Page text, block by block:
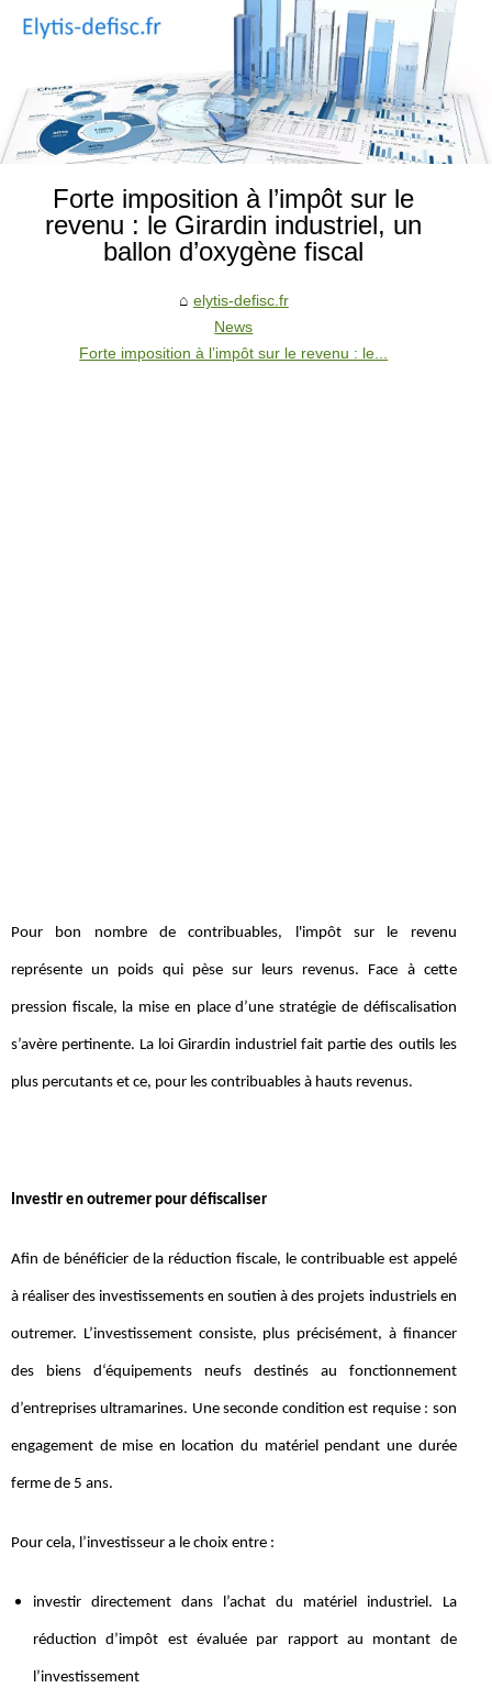
Forte imposition à l’impôt sur le
revenu : le Girardin industriel, un
ballon d’oxygène fiscal
elytis-defisc.fr
News
Forte imposition à l’impôt sur le revenu : le...
Pour bon nombre de contribuables, l'impôt sur le revenu
représente un poids qui pèse sur leurs revenus. Face à cette
pression fiscale, la mise en place d’une stratégie de défiscalisation
s’avère pertinente. La loi Girardin industriel fait partie des outils les
plus percutants et ce, pour les contribuables à hauts revenus.
Investir en outremer pour défiscaliser
Afin de bénéficier de la réduction fiscale, le contribuable est appelé
à réaliser des investissements en soutien à des projets industriels en
outremer. L’investissement consiste, plus précisément, à financer
des biens d‘équipements neufs destinés au fonctionnement
d’entreprises ultramarines. Une seconde condition est requise : son
engagement de mise en location du matériel pendant une durée
ferme de 5 ans.
Pour cela, l’investisseur a le choix entre :
investir directement dans l’achat du matériel industriel. La
réduction d’impôt est évaluée par rapport au montant de
l’investissement